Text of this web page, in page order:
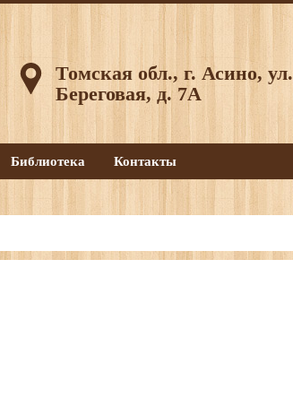
Библиотека Контакты
Томская обл., г. Асино, ул.
Береговая, д. 7А